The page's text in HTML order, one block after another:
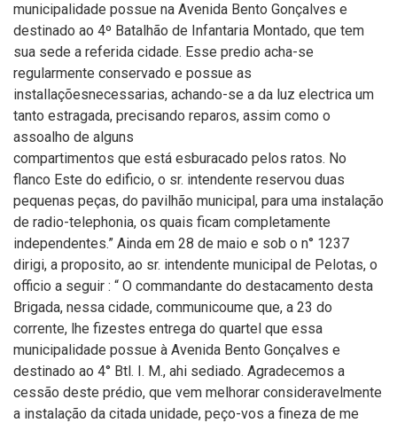
municipalidade possue na Avenida Bento Gonçalves e
destinado ao 4º Batalhão de Infantaria Montado, que tem
sua sede a referida cidade. Esse predio acha-se
regularmente conservado e possue as
installaçõesnecessarias, achando-se a da luz electrica um
tanto estragada, precisando reparos, assim como o
assoalho de alguns
compartimentos que está esburacado pelos ratos. No
flanco Este do edificio, o sr. intendente reservou duas
pequenas peças, do pavilhão municipal, para uma instalação
de radio-telephonia, os quais ficam completamente
independentes.” Ainda em 28 de maio e sob o n° 1237
dirigi, a proposito, ao sr. intendente municipal de Pelotas, o
officio a seguir : “ O commandante do destacamento desta
Brigada, nessa cidade, communicoume que, a 23 do
corrente, lhe fizestes entrega do quartel que essa
municipalidade possue à Avenida Bento Gonçalves e
destinado ao 4° Btl. I. M., ahi sediado. Agradecemos a
cessão deste prédio, que vem melhorar consideravelmente
a instalação da citada unidade, peço-vos a fineza de me